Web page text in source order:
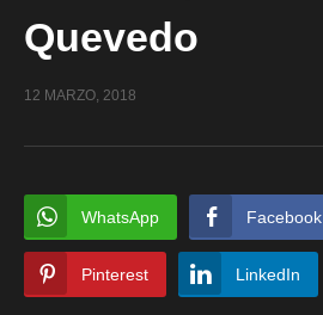
Quevedo
12 MARZO, 2018
WhatsApp Facebook
Pinterest LinkedIn